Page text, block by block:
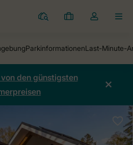
Ferienparks
Meine
Dropdown-
öffnen
den günstigsten